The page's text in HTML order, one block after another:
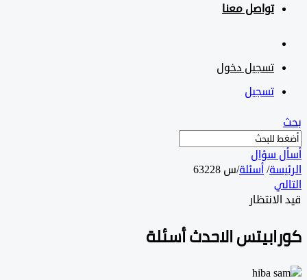
تواصل معنا
تسجيل دخول
تسجيل
سؤال
/ أسئلة/س 63228
الاحدث أسئلة